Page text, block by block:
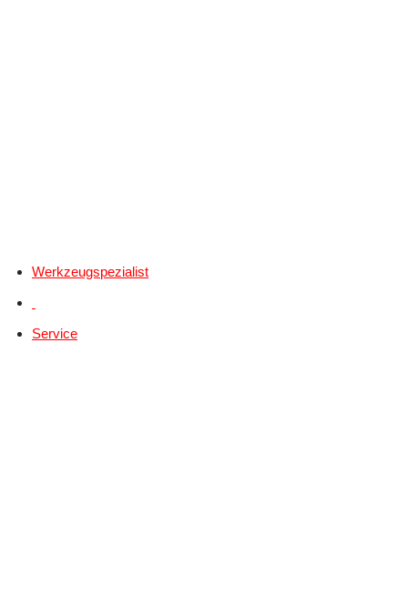
Werkzeugspezialist
Service